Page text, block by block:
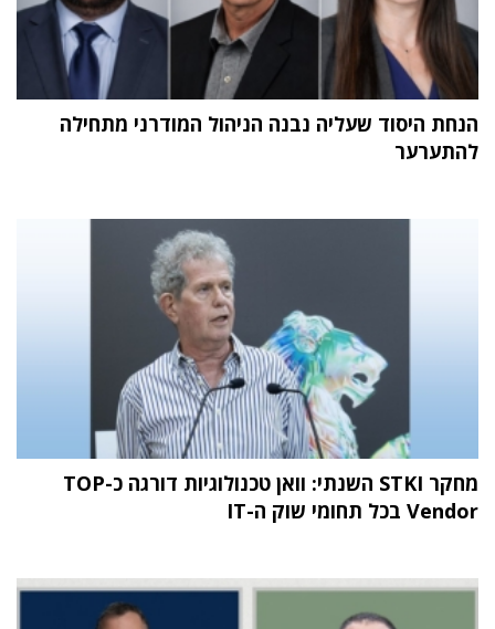
הנחת היסוד שעליה נבנה הניהול המודרני מתחילה
להתערער
מחקר STKI השנתי: וואן טכנולוגיות דורגה כ-TOP
Vendor בכל תחומי שוק ה-IT